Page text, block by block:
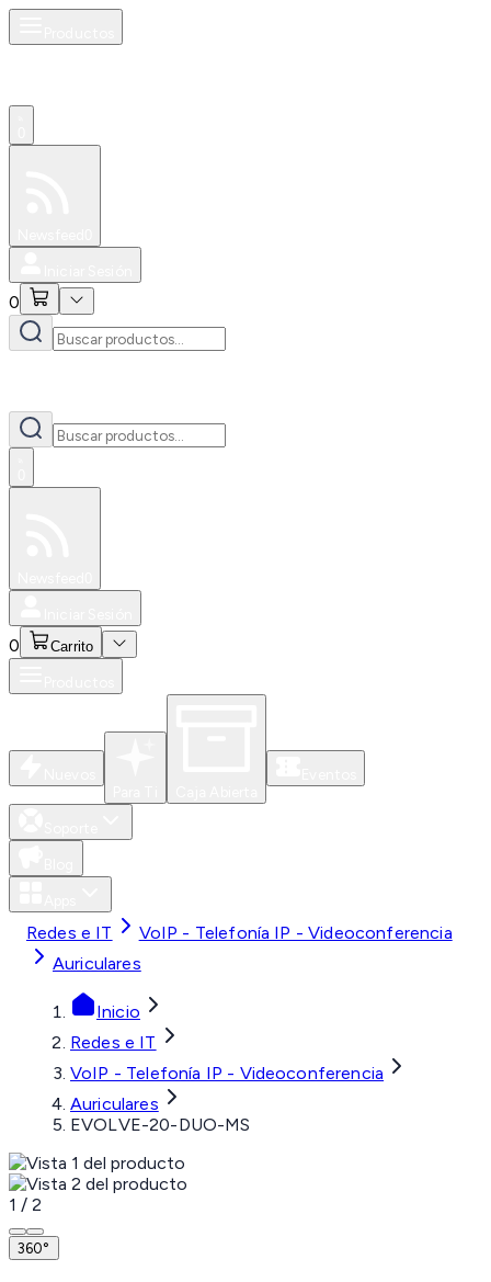
0
0 Carrito
Redes e IT
VoIP - Telefonía IP - Videoconferencia
Auriculares
Inicio
Redes e IT
VoIP - Telefonía IP - Videoconferencia
Auriculares
EVOLVE-20-DUO-MS
1 / 2
360°